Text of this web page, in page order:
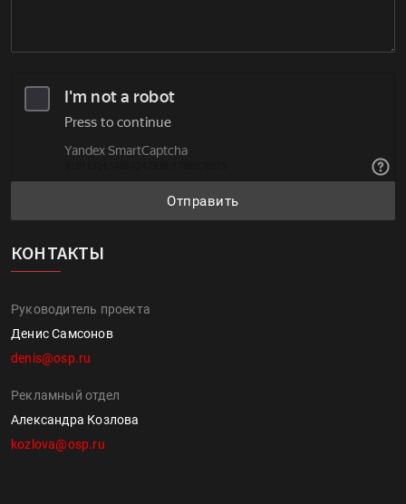
Отправить
КОНТАКТЫ
Руководитель проекта
Денис Самсонов
denis@osp.ru
Рекламный отдел
Александра Козлова
kozlova@osp.ru